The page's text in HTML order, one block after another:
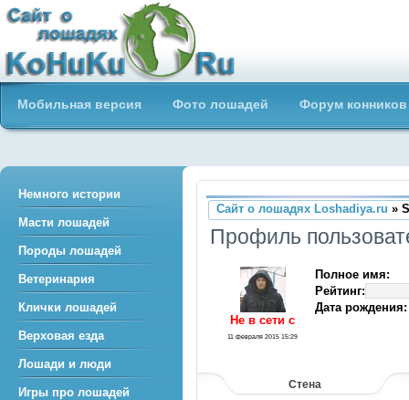
Сайт о лошадях loshadiya.ru
Приветствуем всех любителей
лошадей и конного спорта!
Мобильная версия Фото лошадей Форум конников
Сайт о лошадях Loshadiya.ru »
Профиль
Не в сети c
11 февраля 2015 15:29
Полное имя:
Рейтинг:
Дата рождения:
Стена
Немного истории
Масти лошадей
Породы лошадей
Ветеринария
Клички лошадей
Верховая езда
Лошади и люди
Игры про лошадей